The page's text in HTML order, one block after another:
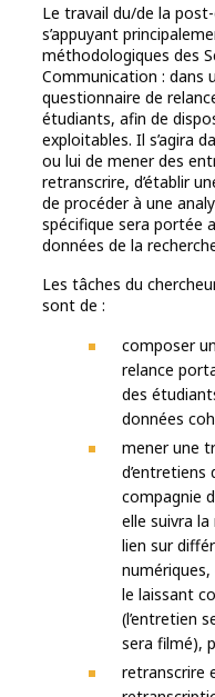
Le travail du/de la
s’appuyant
méthodologiques des
Communication : dans
questionnaire de
étudiants, afin de
exploitables. Il s’agira
ou lui de mener des
retranscrire, d’établir
de procéder à une
spécifique sera portée
données de la
Les tâches du
sont de :
composer
relance
des
données
mener une
d’entretiens
compagnie
elle suivra
lien sur
le laissant
(l’entretien
sera filmé),
retranscrire